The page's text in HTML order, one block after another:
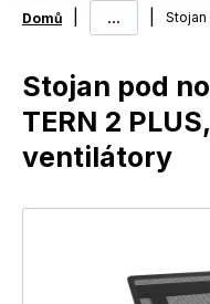
Domů ...
Stojan pod
TERN 2
ventilátory